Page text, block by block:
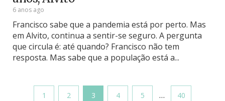
6 anos ago
Francisco sabe que a pandemia está por perto. Mas
em Alvito, continua a sentir-se seguro. A pergunta
que circula é: até quando? Francisco não tem
resposta. Mas sabe que a população está a...
1 2 3 4 5 … 40